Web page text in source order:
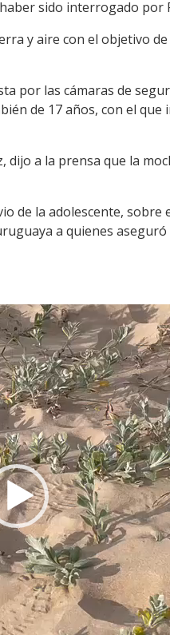
sido interrogado por
y aire con el objetivo
por las cámaras de
de 17 años, con el
dijo a la prensa que la
de la adolescente, sobre
a quienes